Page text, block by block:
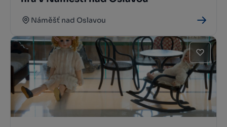
Náměšť nad Oslavou